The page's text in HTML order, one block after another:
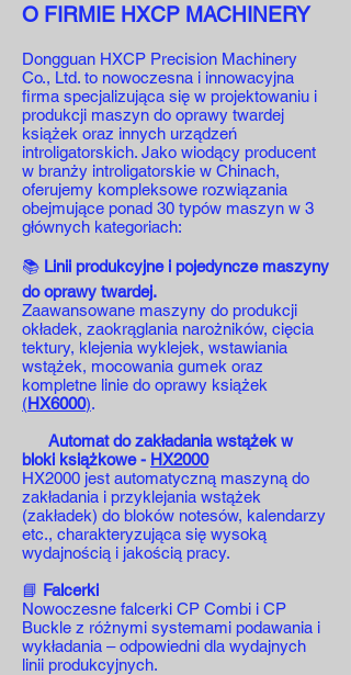
O FIRMIE HXCP MACHINERY
Dongguan HXCP Precision Machinery
Co., Ltd. to nowoczesna i innowacyjna
firma specjalizująca się w projektowaniu i
produkcji maszyn do oprawy twardej
książek oraz innych urządzeń
introligatorskich. Jako wiodący producent
w branży introligatorskie w Chinach,
oferujemy kompleksowe rozwiązania
obejmujące ponad 30 typów maszyn w 3
głównych kategoriach:
📚 Linii produkcyjne i pojedyncze maszyny
do oprawy twardej.
Zaawansowane maszyny do produkcji
okładek, zaokrąglania narożników, cięcia
tektury, klejenia wyklejek, wstawiania
wstążek, mocowania gumek oraz
kompletne linie do oprawy książek
(HX6000).
Automat do zakładania wstążek w
bloki książkowe - HX2000
HX2000 jest automatyczną maszyną do
zakładania i przyklejania wstążek
(zakładek) do bloków notesów, kalendarzy
etc., charakteryzująca się wysoką
wydajnością i jakością pracy.
📘 Falcerki
Nowoczesne falcerki CP Combi i CP
Buckle z różnymi systemami podawania i
wykładania – odpowiedni dla wydajnych
linii produkcyjnych.